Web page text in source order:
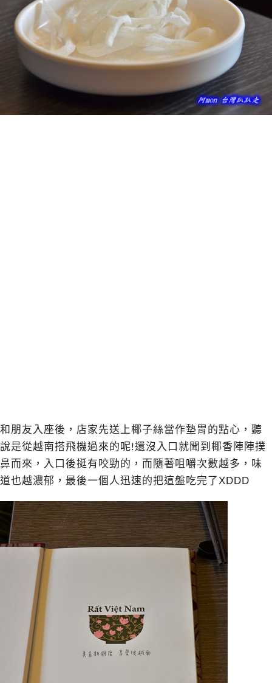
和朋友入座後，店家先送上椰子絲當作墊胃的點心，聽
說是從越南搭飛機過來的呢!還沒入口就聞到椰香陣陣撲
鼻而來，入口後挺有咬勁的，而隨著咀嚼次數越多，味
道也越濃郁，最後一個人迅速的把這盤吃完了XDDD